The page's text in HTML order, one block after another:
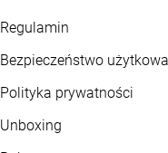
Regulamin
Bezpieczeństwo
Polityka prywatności
Unboxing